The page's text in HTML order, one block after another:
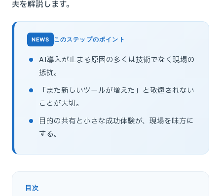
夫を解説します。
このステップのポイント
AI導入が止まる原因の多くは技術でなく現場の
抵抗。
「また新しいツールが増えた」と敬遠されない
ことが大切。
目的の共有と小さな成功体験が、現場を味方に
する。
目次